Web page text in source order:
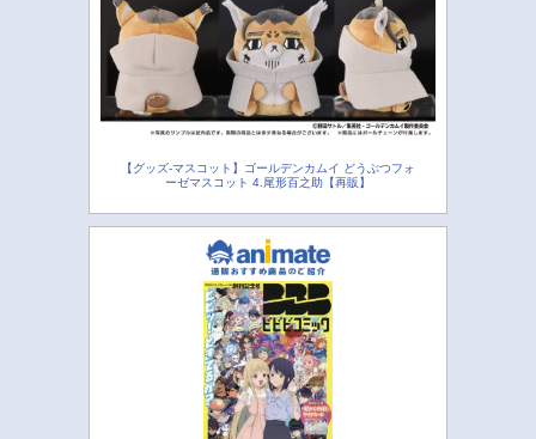
【グッズ-マスコット】ゴールデンカムイ どうぶつフォ
ーゼマスコット 4.尾形百之助【再販】